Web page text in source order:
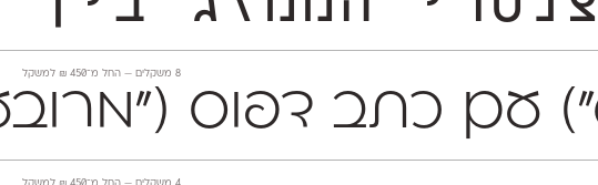
‫8 משקלים — החל מ־450
₪ למשקל
עם כתב דפוס